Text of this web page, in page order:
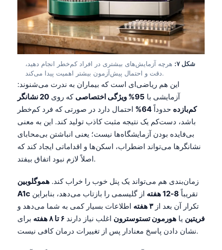
شکل ۷:
هرچه آزمایش‌های بیشتری در افراد کم‌خطر انجام دهید،
دقت و احتمال پیش‌آزمون بیشتر اهمیت پیدا می‌کند.
این هم ریاضی‌ای است که بیماران به ندرت می‌شنوند:
آزمایشی با 95% ویژگی اختصاصی که روی
20 نشانگر
کم‌بازده حدوداً64%
احتمال دارد در صورتی که فرد کم‌خطر
باشد، دست‌کم یک نتیجه مثبت کاذب تولید کند. این به معنی
بی‌فایده بودن آزمایشگاه‌ها نیست؛ یعنی انباشتن بی‌محابای
نشانگرها می‌تواند اضطراب، اسکن‌ها و اقداماتی ایجاد کند که
اصلاً لازم نبود اتفاق بیفتد.
زمان‌بندی هم می‌تواند یک پنل خوب را خراب کند. هموگلوبین
A1c
تقریباً 8-12 هفته
از گلیسمی را بازتاب می‌دهد، بنابراین
تکرار آن بعد از۳ هفته
اطلاعات بسیار کمی به شما می‌دهد و
فریتین یا هورمون تستوسترون اغلب نیاز دارند ۶ تا ۸ هفته
برای
نشان دادن پاسخ معنادار پس از تغییرات درمان کافی نیست.
Català
Suomi
Hrvatski
Slovenčina
كوردی‎
سنڌي
සිංහල
Galego
Latviešu valoda
Македонски јазик
Euskara